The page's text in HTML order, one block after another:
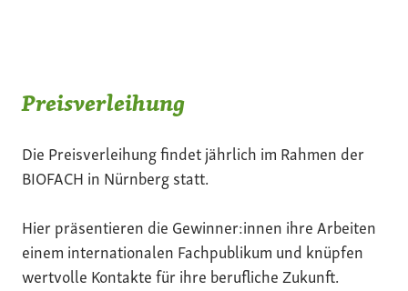
Preisverleihung
Die Preisverleihung findet jährlich im Rahmen der
BIOFACH in Nürnberg statt.
Hier präsentieren die Gewinner:innen ihre Arbeiten
einem internationalen Fachpublikum und knüpfen
wertvolle Kontakte für ihre berufliche Zukunft.